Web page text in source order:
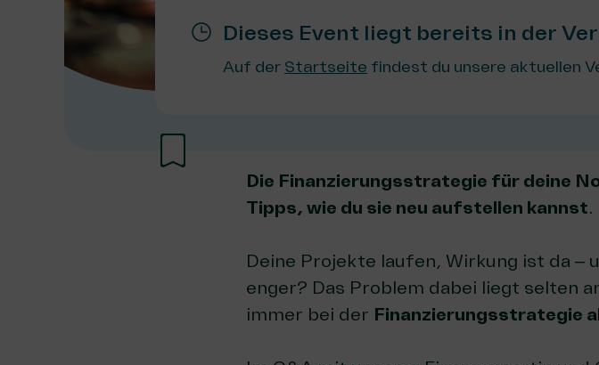
Dieses Event liegt bereits in der
Auf der Startseite findest du unsere aktuellen
Die Finanzierungsstrategie für deine
Tipps, wie du sie neu aufstellen kannst.
Deine Projekte laufen, Wirkung ist da –
enger? Das Problem dabei liegt selten
immer bei der Finanzierungsstrategie